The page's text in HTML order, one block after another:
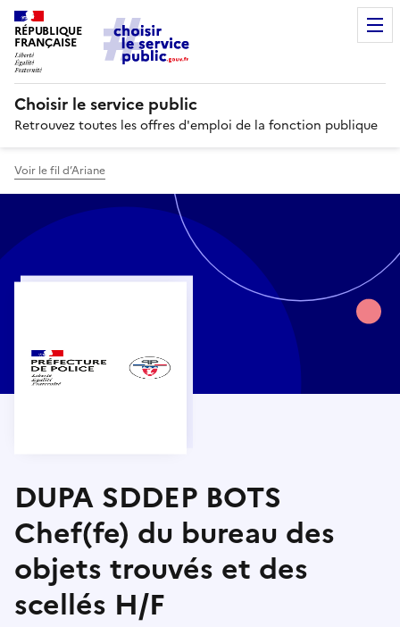
RÉPUBLIQUE
FRANÇAISE
Choisir le service public
Retrouvez toutes les offres d'emploi de la fonction publique
Voir le fil d’Ariane
DUPA SDDEP BOTS
Chef(fe) du bureau des
objets trouvés et des
scellés H/F